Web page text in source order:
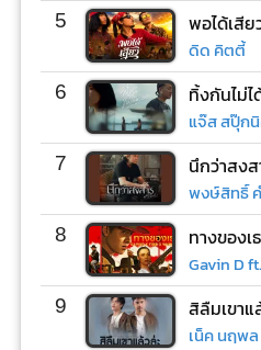
5 พอได้เสีย
ดิด คิตตี้
6 ทิ้งกันไม่
แจ๊ส สปุ๊ก
7 นึกว่าสง
พงษ์สิทธิ์
8 ทางของเ
9 สิลืมเขาแ
เน็ค นฤพ